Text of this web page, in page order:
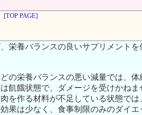
[TOP PAGE]
栄養バランスの良いサプリメント
の栄養バランスの悪い減量では、
飢餓状態で、ダメージを受けかねま
を作る材料が不足している状態で
果は少なく、食事制限のみのダイ